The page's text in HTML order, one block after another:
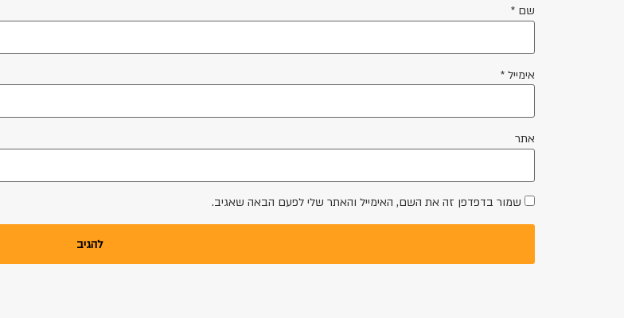
שם *
אימייל *
אתר
שמור בדפדפן זה את השם, האימייל והאתר שלי לפעם הבאה שאגיב.